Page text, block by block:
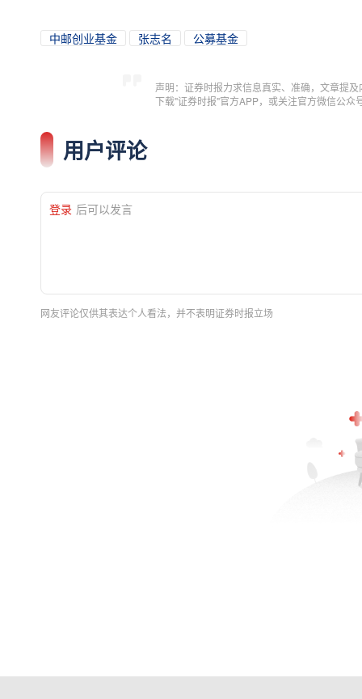
中邮创业基金 张志名 公募基金
声明：证券时报力求信息真实、准确，文章提
下载"证券时报"官方APP，或关注官方微信公
用户评论
登录 后可以发言
网友评论仅供其表达个人看法，并不表明证券时报立场